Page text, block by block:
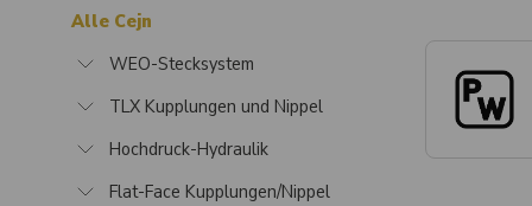
Alle Cejn
WEO-Stecksystem
TLX Kupplungen und Nippel
Hochdruck-Hydraulik
Flat-Face Kupplungen/Nippel